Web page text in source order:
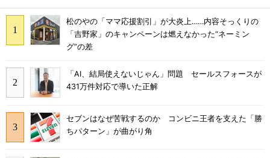
松のやの「ママ応援割引」が大炎上……内容そっくりの
「吉野家」のキャンペーンは燃えなかった“ネーミン
グ”の差
「AI、結局使えないじゃん」問題 セールスフォースが
431万件対応で導いた正解
セブンはなぜ苦戦するのか コンビニ王者を支えた「勝
ちパターン」が曲がり角